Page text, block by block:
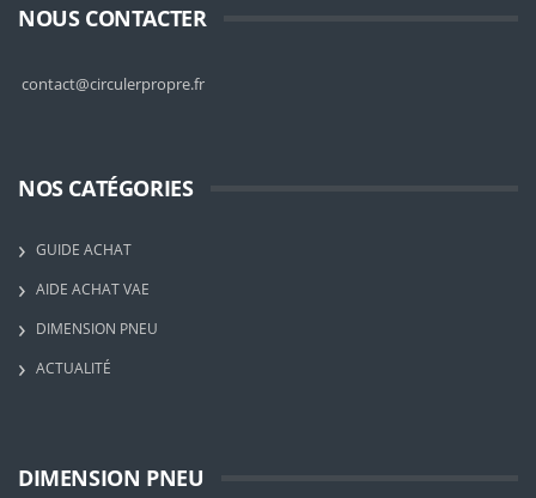
NOUS CONTACTER
contact@circulerpropre.fr
NOS CATÉGORIES
GUIDE ACHAT
AIDE ACHAT VAE
DIMENSION PNEU
ACTUALITÉ
DIMENSION PNEU